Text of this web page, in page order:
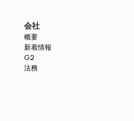
会社
概要
新着情報
G2
法務